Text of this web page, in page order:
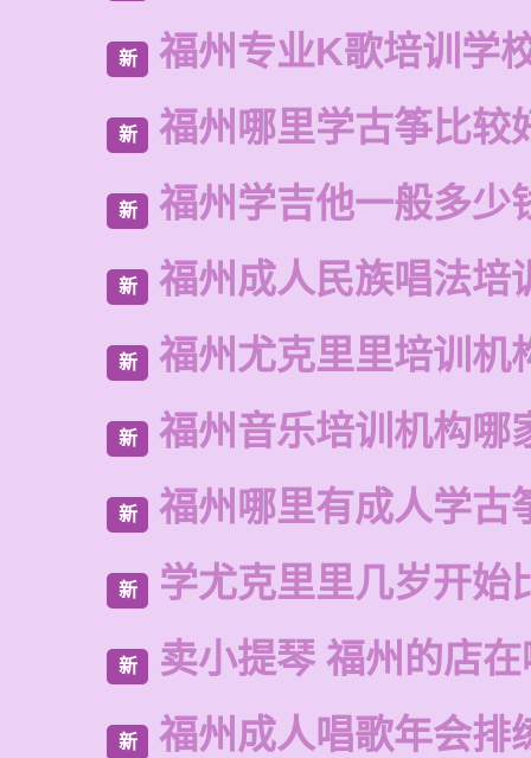
新 福州专业K歌培训学
新 福州哪里学古筝比较
新 福州学吉他一般多少
新 福州成人民族唱法培
新 福州尤克里里培训机
新 福州音乐培训机构哪
新 福州哪里有成人学古
新 学尤克里里几岁开始
新 卖小提琴 福州的店
新 福州成人唱歌年会排